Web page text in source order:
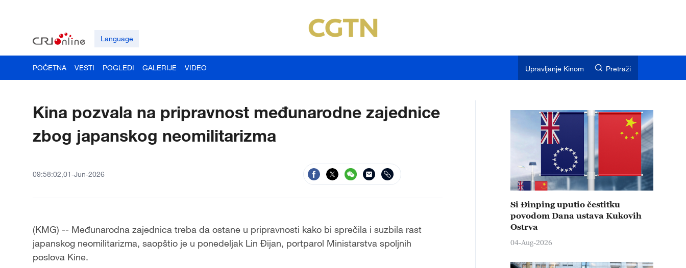
Language
POČETNA VESTI POGLEDI GALERIJE VIDEO Upravljanje Kinom Pretraži
Kina pozvala na pripravnost međunarodne zajednice
zbog japanskog neomilitarizma
09:58:02,01-Jun-2026
(KMG) -- Međunarodna zajednica treba da ostane u pripravnosti kako bi sprečila i suzbila rast
japanskog neomilitarizma, saopštio je u ponedeljak Lin Đijan, portparol Ministarstva spoljnih
poslova Kine.
Si Đinping uputio čestitku
povodom Dana ustava Kukovih
Ostrva
04-Aug-2026